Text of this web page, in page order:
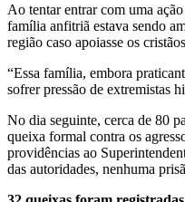
Ao tentar entrar com uma
família anfitriã estava sendo
região caso apoiasse os
“Essa família, embora
sofrer pressão de extremistas
No dia seguinte, cerca de 80
queixa formal contra os
providências ao
das autoridades, nenhuma